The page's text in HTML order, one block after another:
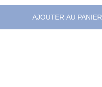
AJOUTER AU PANIER